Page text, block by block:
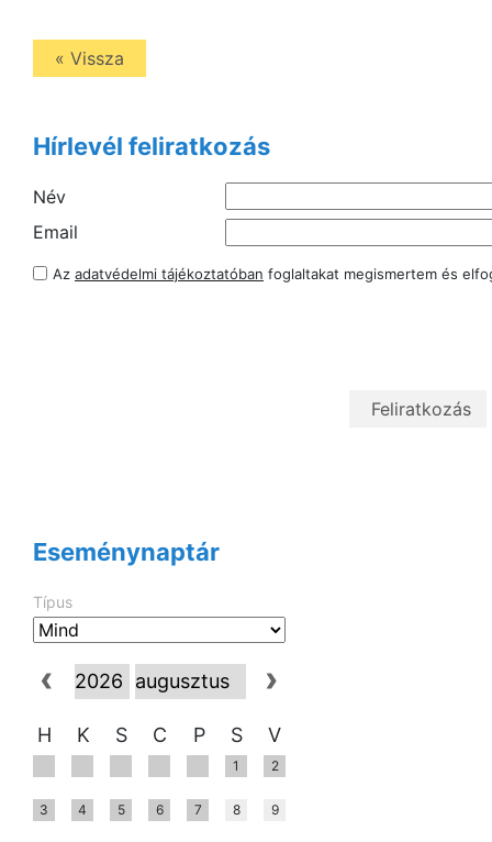
« Vissza
Hírlevél feliratkozás
Név
Email
Az adatvédelmi tájékoztatóban foglaltakat megismertem és
Eseménynaptár
Típus
H K S C P S V
1 2
3 4 5 6 7 8 9